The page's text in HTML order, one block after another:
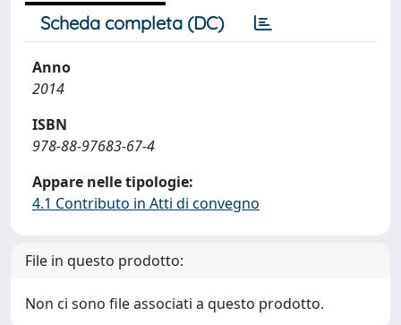
Scheda completa (DC)
Anno
2014
ISBN
978-88-97683-67-4
Appare nelle tipologie:
4.1 Contributo in Atti di convegno
File in questo prodotto:
Non ci sono file associati a questo prodotto.